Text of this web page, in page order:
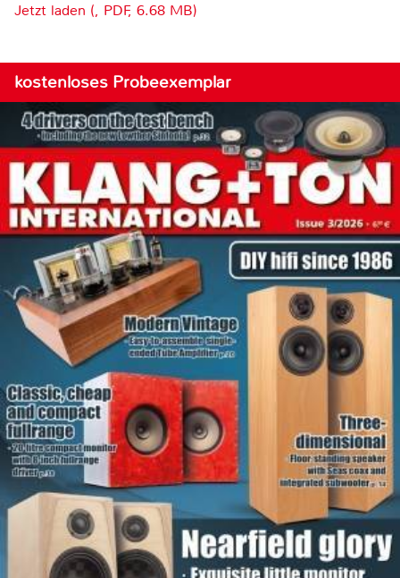
Jetzt laden (, PDF, 6.68 MB)
kostenloses Probeexemplar